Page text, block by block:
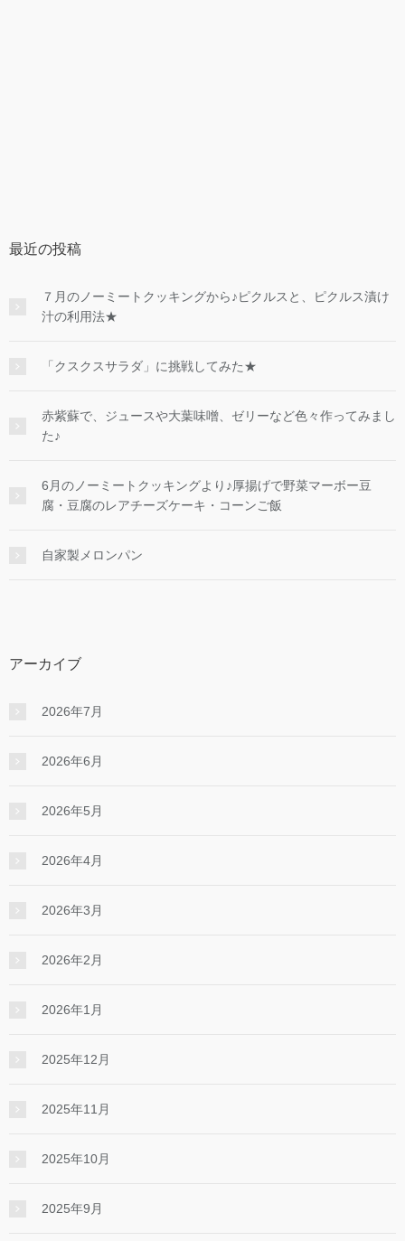
最近の投稿
７月のノーミートクッキングから♪ピクルスと、ピクルス漬け
汁の利用法★
「クスクスサラダ」に挑戦してみた★
赤紫蘇で、ジュースや大葉味噌、ゼリーなど色々作ってみまし
た♪
6月のノーミートクッキングより♪厚揚げで野菜マーボー豆
腐・豆腐のレアチーズケーキ・コーンご飯
自家製メロンパン
アーカイブ
2026年7月
2026年6月
2026年5月
2026年4月
2026年3月
2026年2月
2026年1月
2025年12月
2025年11月
2025年10月
2025年9月